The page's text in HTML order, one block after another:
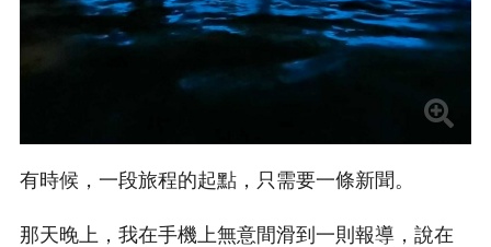
有時候，一段旅程的起點，只需要一條新聞。
那天晚上，我在手機上無意間滑到一則報導，說在